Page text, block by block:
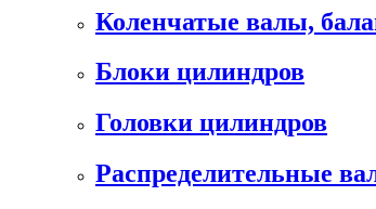
Коленчатые валы,
Блоки цилиндров
Головки цилиндров
Распределительные